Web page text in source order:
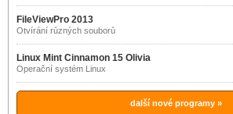
FileViewPro 2013
Otvírání různých souborů
Linux Mint Cinnamon 15 Olivia
Operační systém Linux
další nové programy »